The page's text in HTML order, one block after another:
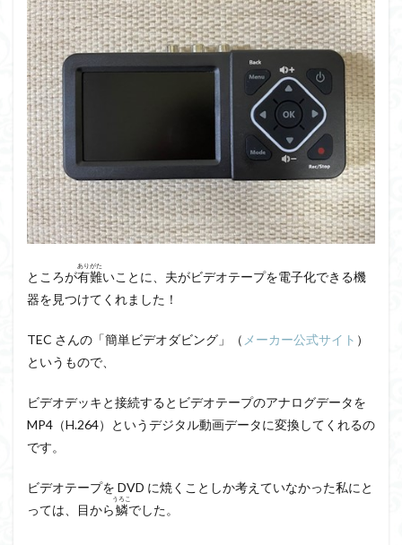
ところが有難
ありがた
いことに、夫がビデオテープを電子化できる機
器を見つけてくれました！
TEC さんの「簡単ビデオダビング」（ メーカー公式サイト ）
というもので、
ビデオデッキと接続するとビデオテープのアナログデータを
MP4（H.264）というデジタル動画データに変換してくれるの
です。
ビデオテープを DVD に焼くことしか考えていなかった私にと
っては、目から鱗
うろこ
でした。